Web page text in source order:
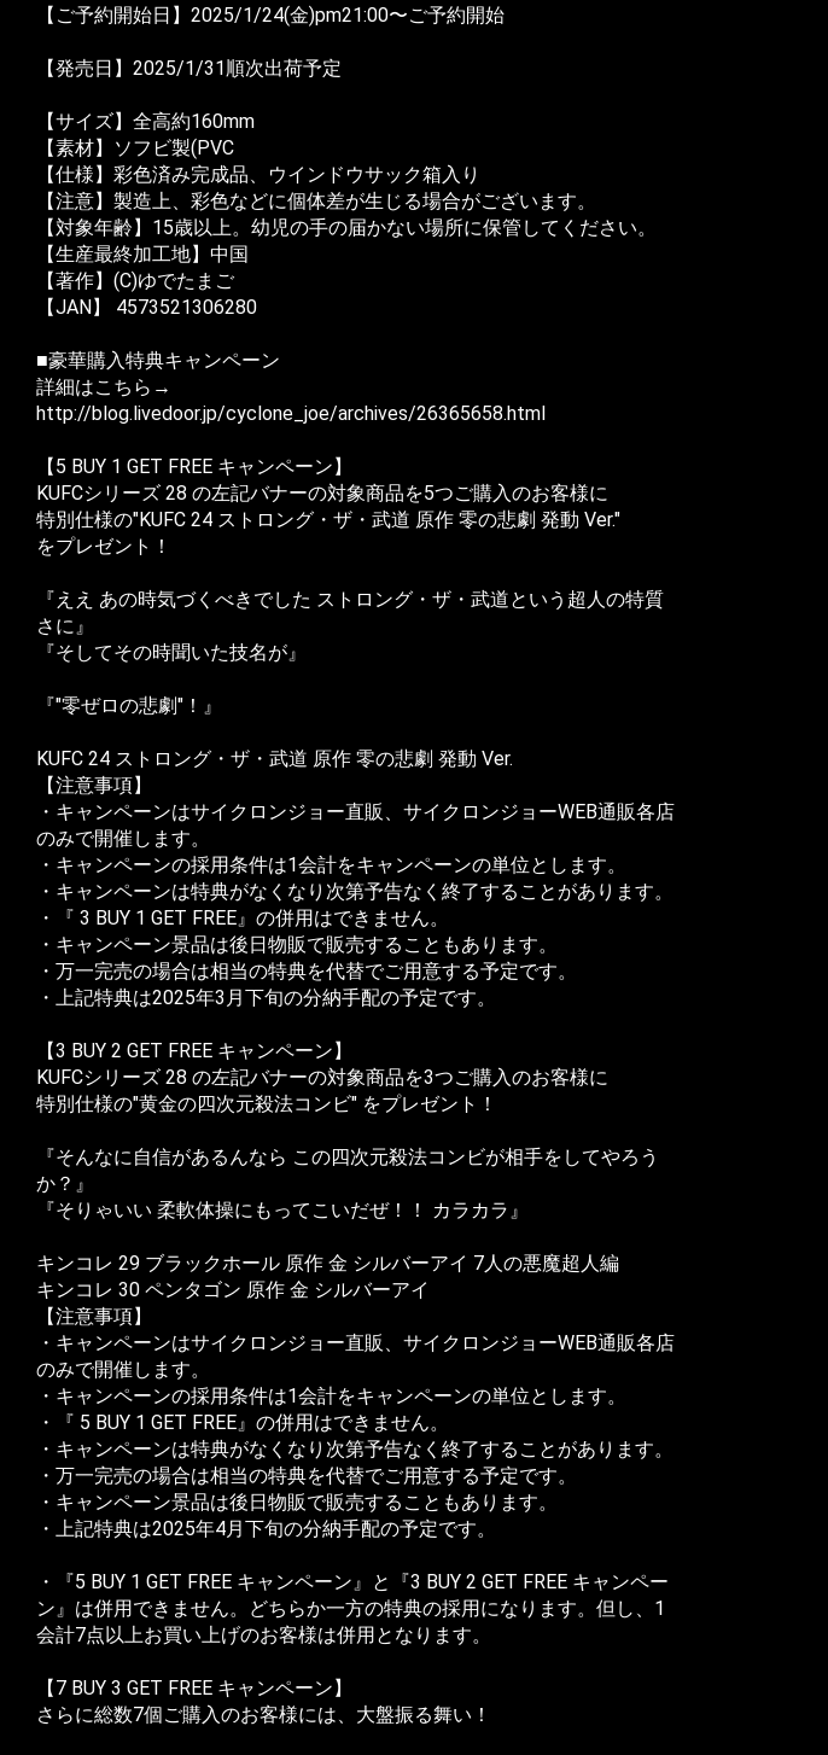
カートへ進む
【ご予約開始日】2025/1/24(金)pm21:00〜ご予約開始
【発売日】2025/1/31順次出荷予定
【サイズ】全高約160mm
【素材】ソフビ製(PVC
【仕様】彩色済み完成品、ウインドウサック箱入り
【注意】製造上、彩色などに個体差が生じる場合がございます。
【対象年齢】15歳以上。幼児の手の届かない場所に保管してください。
【生産最終加工地】中国
【著作】(C)ゆでたまご
【JAN】 4573521306280
■豪華購入特典キャンペーン
詳細はこちら→
http://blog.livedoor.jp/cyclone_joe/archives/26365658.html
【5 BUY 1 GET FREE キャンペーン】
KUFCシリーズ 28 の左記バナーの対象商品を5つご購入のお客様に
特別仕様の"KUFC 24 ストロング・ザ・武道 原作 零の悲劇 発動 Ver."
をプレゼント！
『ええ あの時気づくべきでした ストロング・ザ・武道という超人の特質
さに』
『そしてその時聞いた技名が』
『"零ぜロの悲劇"！』
KUFC 24 ストロング・ザ・武道 原作 零の悲劇 発動 Ver.
【注意事項】
・キャンペーンはサイクロンジョー直販、サイクロンジョーWEB通販各店
のみで開催します。
・キャンペーンの採用条件は1会計をキャンペーンの単位とします。
・キャンペーンは特典がなくなり次第予告なく終了することがあります。
・『 3 BUY 1 GET FREE』の併用はできません。
・キャンペーン景品は後日物販で販売することもあります。
・万一完売の場合は相当の特典を代替でご用意する予定です。
・上記特典は2025年3月下旬の分納手配の予定です。
【3 BUY 2 GET FREE キャンペーン】
KUFCシリーズ 28 の左記バナーの対象商品を3つご購入のお客様に
特別仕様の"黄金の四次元殺法コンビ" をプレゼント！
『そんなに自信があるんなら この四次元殺法コンビが相手をしてやろう
か？』
『そりゃいい 柔軟体操にもってこいだぜ！！ カラカラ』
キンコレ 29 ブラックホール 原作 金 シルバーアイ 7人の悪魔超人編
キンコレ 30 ペンタゴン 原作 金 シルバーアイ
【注意事項】
・キャンペーンはサイクロンジョー直販、サイクロンジョーWEB通販各店
のみで開催します。
・キャンペーンの採用条件は1会計をキャンペーンの単位とします。
・『 5 BUY 1 GET FREE』の併用はできません。
・キャンペーンは特典がなくなり次第予告なく終了することがあります。
・万一完売の場合は相当の特典を代替でご用意する予定です。
・キャンペーン景品は後日物販で販売することもあります。
・上記特典は2025年4月下旬の分納手配の予定です。
・『5 BUY 1 GET FREE キャンペーン』と『3 BUY 2 GET FREE キャンペー
ン』は併用できません。どちらか一方の特典の採用になります。但し、1
会計7点以上お買い上げのお客様は併用となります。
【7 BUY 3 GET FREE キャンペーン】
さらに総数7個ご購入のお客様には、大盤振る舞い！